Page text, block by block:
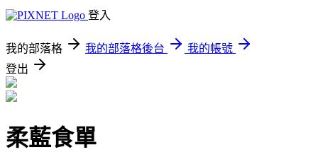
登入
我的部落格 我的部落格後台
我的帳號
登出
柔藍食單